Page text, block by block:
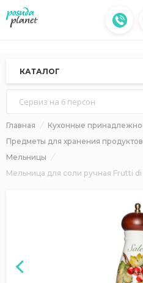
КАТАЛОГ
Сервиз на 6 персон
Главная
Кухонные
Предметы для хранения продуктов
Мельницы
Мельница для соли ручная Frutti di